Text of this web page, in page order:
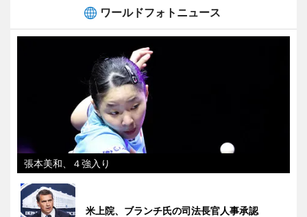
ワールドフォトニュース
張本美和、４強入り
米上院、ブランチ氏の司法長官人事承認